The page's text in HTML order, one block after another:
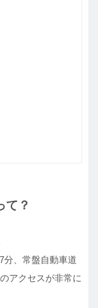
て？
分、常盤自動車道
アクセスが非常に